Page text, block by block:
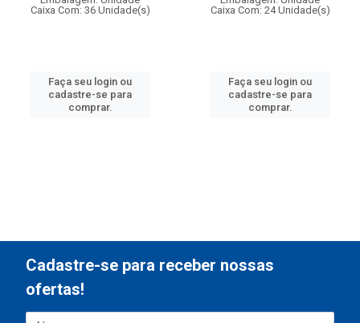
Caixa Com: 36 Unidade(s)
Faça seu login ou
cadastre-se para
comprar.
Caixa Com: 24 Unidade(s)
Faça seu login ou
cadastre-se para
comprar.
Cadastre-se para receber nossas
ofertas!